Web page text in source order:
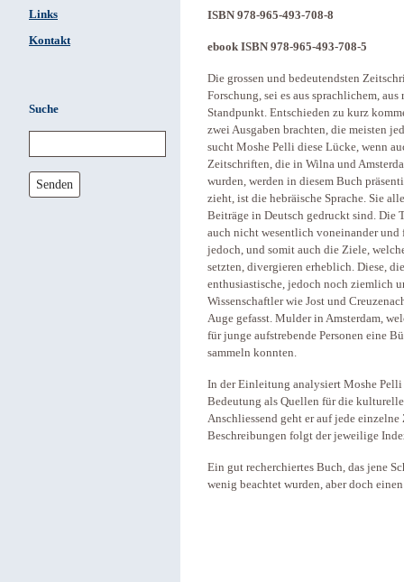
Links
Kontakt
Suche
Senden
ISBN 978-965-493-708-8
ebook ISBN 978-965-493-708-5
Die grossen und bedeutendsten
Forschung, sei es aus sprachlichem,
Standpunkt. Entschieden zu kurz
zwei Ausgaben brachten, die meisten
sucht Moshe Pelli diese Lücke, wenn
Zeitschriften, die in Wilna und
wurden, werden in diesem Buch
zieht, ist die hebräische Sprache. Sie
Beiträge in Deutsch gedruckt sind. Die
auch nicht wesentlich voneinander und
jedoch, und somit auch die Ziele,
setzten, divergieren erheblich. Diese,
enthusiastische, jedoch noch ziemlich
Wissenschaftler wie Jost und
Auge gefasst. Mulder in Amsterdam,
für junge aufstrebende Personen eine
sammeln konnten.
In der Einleitung analysiert Moshe
Bedeutung als Quellen für die
Anschliessend geht er auf jede
Beschreibungen folgt der jeweilige
Ein gut recherchiertes Buch, das jene
wenig beachtet wurden, aber doch